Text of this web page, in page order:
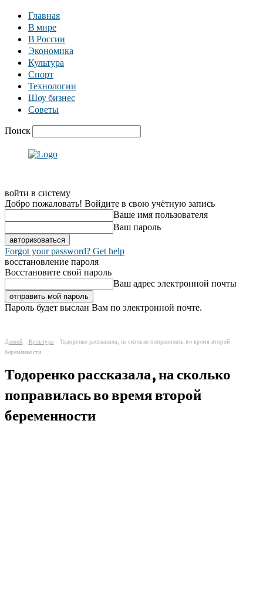
Главная
В мире
В России
Экономика
Культура
Спорт
Технологии
Шоу бизнес
Советы
Поиск
войти в систему
Добро пожаловать! Войдите в свою учётную запись
Ваше имя пользователя
Ваш пароль
Forgot your password? Get help
восстановление пароля
Восстановите свой пароль
Ваш адрес электронной почты
Пароль будет выслан Вам по электронной почте.
Домой Культура
Тодоренко рассказала, на сколько поправилась во время второй
беременности
Тодоренко рассказала, на сколько
поправилась во время второй
беременности